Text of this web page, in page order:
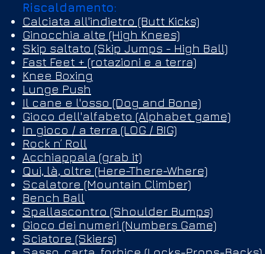
Riscaldamento:
Calciata all'indietro (Butt Kicks)
Ginocchia alte (High Knees)
Skip saltato (Skip Jumps - High Ball)
Fast Feet + (rotazioni e a terra)
Knee Boxing
Lunge Push
Il cane e l'osso (Dog and Bone)
Gioco dell'alfabeto (Alphabet game)
In gioco / a terra (LOG / BIG)
Rock n’ Roll
Acchiappala (grab it)
Qui, là, oltre (Here-There-Where)
Scalatore (Mountain Climber)
Bench Ball
Spallascontro (Shoulder Bumps)
Gioco dei numeri (Numbers Game)
Sciatore (Skiers)